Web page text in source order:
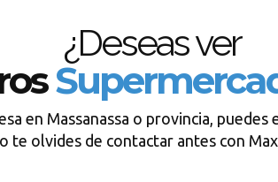
¿Deseas ver
en Massanassa o provincia,
te olvides de contactar antes con